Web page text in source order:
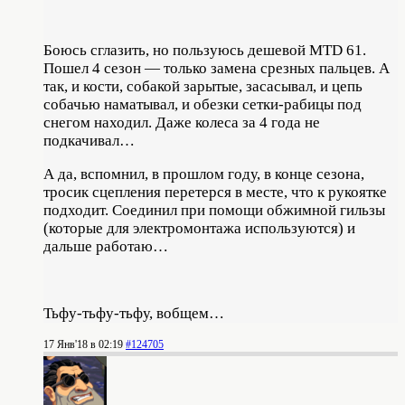
Боюсь сглазить, но пользуюсь дешевой MTD 61.
Пошел 4 сезон — только замена срезных пальцев. А
так, и кости, собакой зарытые, засасывал, и цепь
собачью наматывал, и обезки сетки-рабицы под
снегом находил. Даже колеса за 4 года не
подкачивал…
А да, вспомнил, в прошлом году, в конце сезона,
тросик сцепления перетерся в месте, что к рукоятке
подходит. Соединил при помощи обжимной гильзы
(которые для электромонтажа используются) и
дальше работаю…
Тьфу-тьфу-тьфу, вобщем…
17 Янв'18 в 02:19 #124705